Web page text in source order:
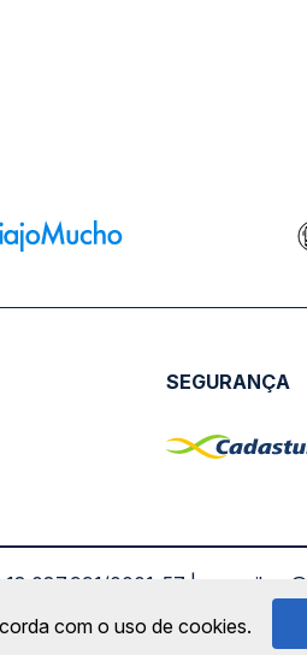
SEGURANÇA
0001-57 |
com o uso de cookies.